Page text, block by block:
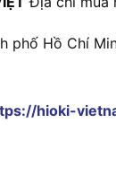
phố Hồ Chí
hioki-